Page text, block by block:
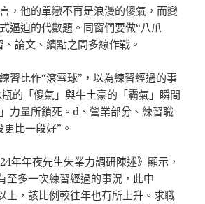
，他的單戀不再是浪漫的傻氣，而變
逼迫的代數題。同窗們要做“八爪
論文、績點之間多線作戰。
習比作“滾雪球”，以為練習經過的事
的「傻氣」與牛土豪的「霸氣」瞬間
力量所鎖死。d、營業部分、練習職
比一段好”。
年年夜先生失業力調研陳述》顯示，
至多一次練習經過的事況，此中
上，該比例較往年也有所上升。求職